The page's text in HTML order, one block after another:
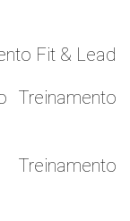
Fit & Lead
Treinamento